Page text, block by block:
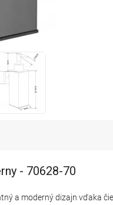
- 70628-70
a moderný dizajn vďaka